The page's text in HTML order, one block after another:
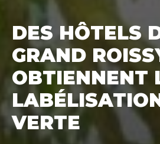
DES HÔTELS
GRAND
OBTIENNENT
VERTE